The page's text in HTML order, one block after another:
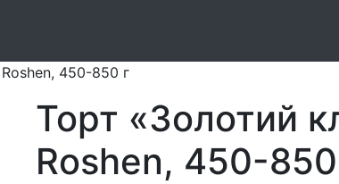
450-850 г
Торт «Золотий
Roshen, 450-